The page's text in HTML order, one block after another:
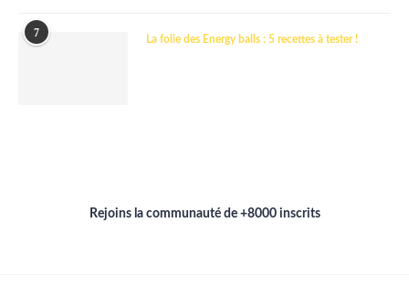
7
La folie des Energy balls : 5 recettes à tester !
Rejoins la communauté de +8000 inscrits